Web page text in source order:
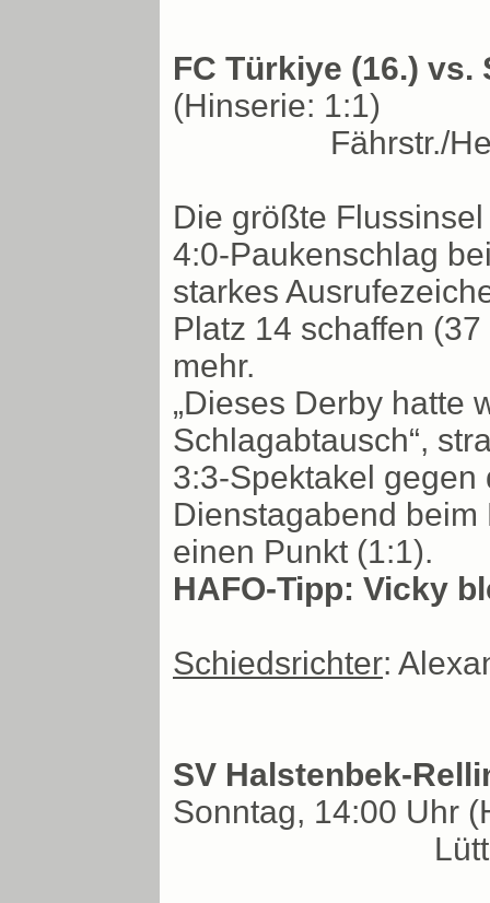
FC Türkiye (16.) vs.
(Hinserie: 1:1)
Fährstr./
Die größte
4:0-Paukenschlag
starkes
Platz 14 schaffen
mehr.
„Dieses Derby hatte
Schlagabtausch“,
3:3-Spektakel gegen
Dienstagabend
einen Punkt (1:1).
HAFO-Tipp: Vicky
Schiedsrichter:
SV Halstenbek-
Sonntag, 14:00 Uhr